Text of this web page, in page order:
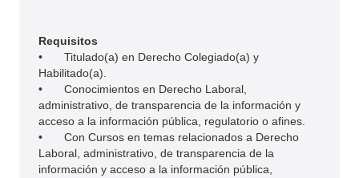
Requisitos
•
Titulado(a) en Derecho Colegiado(a) y
Habilitado(a).
•
Conocimientos en Derecho Laboral,
administrativo, de transparencia de la información y
acceso a la información pública, regulatorio o afines.
•
Con Cursos en temas relacionados a Derecho
Laboral, administrativo, de transparencia de la
información y acceso a la información pública,